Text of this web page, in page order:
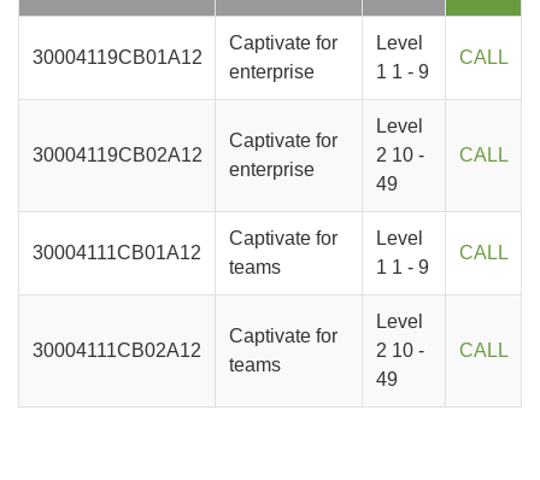
30004119CB01A12
Captivate for
enterprise
Level
1 1 - 9
CALL
30004119CB02A12
Captivate for
enterprise
Level
2 10 -
49
CALL
30004111CB01A12
Captivate for
teams
Level
1 1 - 9
CALL
30004111CB02A12
Captivate for
teams
Level
2 10 -
49
CALL